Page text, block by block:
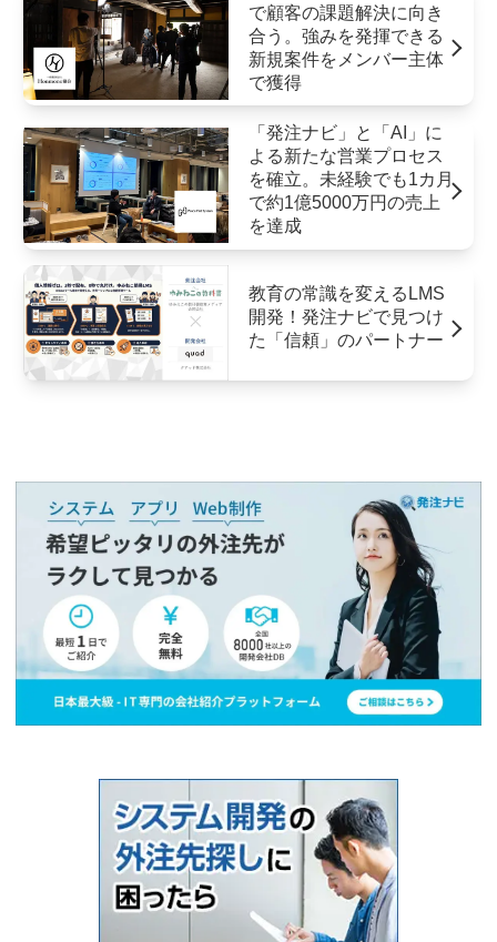
で顧客の課題解決に向き
合う。強みを発揮できる
新規案件をメンバー主体
で獲得
「発注ナビ」と「AI」に
よる新たな営業プロセス
を確立。未経験でも1カ月
で約1億5000万円の売上
を達成
教育の常識を変えるLMS
開発！発注ナビで見つけ
た「信頼」のパートナー